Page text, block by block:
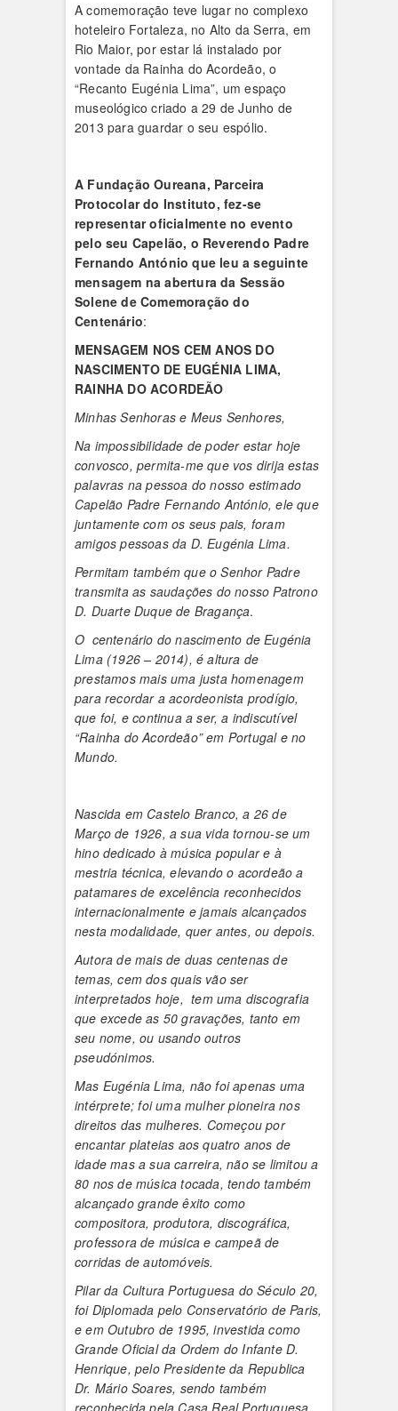
A comemoração teve lugar no complexo
hoteleiro Fortaleza, no Alto da Serra, em
Rio Maior, por estar lá instalado por
vontade da Rainha do Acordeão, o
“Recanto Eugénia Lima”, um espaço
museológico criado a 29 de Junho de
2013 para guardar o seu espólio.
A Fundação Oureana, Parceira
Protocolar do Instituto, fez-se
representar oficialmente no evento
pelo seu Capelão, o Reverendo Padre
Fernando António que leu a seguinte
mensagem na abertura da Sessão
Solene de Comemoração do
Centenário:
MENSAGEM NOS CEM ANOS DO
NASCIMENTO DE EUGÉNIA LIMA,
RAINHA DO ACORDEÃO
Minhas Senhoras e Meus Senhores,
Na impossibilidade de poder estar hoje
convosco, permita-me que vos dirija estas
palavras na pessoa do nosso estimado
Capelão Padre Fernando António, ele que
juntamente com os seus pais, foram
amigos pessoas da D. Eugénia Lima.
Permitam também que o Senhor Padre
transmita as saudações do nosso Patrono
D. Duarte Duque de Bragança.
O centenário do nascimento de Eugénia
Lima (1926 – 2014), é altura de
prestamos mais uma justa homenagem
para recordar a acordeonista prodígio,
que foi, e continua a ser, a indiscutível
“Rainha do Acordeão” em Portugal e no
Mundo.
Nascida em Castelo Branco, a 26 de
Março de 1926, a sua vida tornou-se um
hino dedicado à música popular e à
mestria técnica, elevando o acordeão a
patamares de excelência reconhecidos
internacionalmente e jamais alcançados
nesta modalidade, quer antes, ou depois.
Autora de mais de duas centenas de
temas, cem dos quais vão ser
interpretados hoje, tem uma discografia
que excede as 50 gravações, tanto em
seu nome, ou usando outros
pseudónimos.
Mas Eugénia Lima, não foi apenas uma
intérprete; foi uma mulher pioneira nos
direitos das mulheres. Começou por
encantar plateias aos quatro anos de
idade mas a sua carreira, não se limitou a
80 nos de música tocada, tendo também
alcançado grande êxito como
compositora, produtora, discográfica,
professora de música e campeã de
corridas de automóveis.
Pilar da Cultura Portuguesa do Século 20,
foi Diplomada pelo Conservatório de Paris,
e em Outubro de 1995, investida como
Grande Oficial da Ordem do Infante D.
Henrique, pelo Presidente da Republica
Dr. Mário Soares, sendo também
reconhecida pela Casa Real Portuguesa